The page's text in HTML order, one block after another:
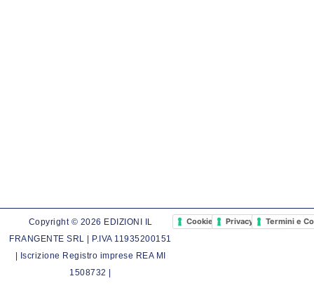
Copyright © 2026 EDIZIONI IL
FRANGENTE SRL | P.IVA 11935200151
| Iscrizione Registro imprese REA MI
1508732 |
Cookie PolicyPrivacy PolicyTermini e